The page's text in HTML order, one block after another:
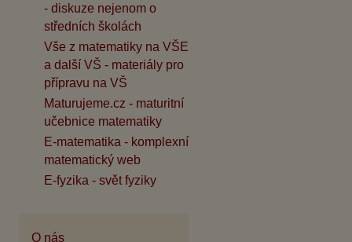
- diskuze nejenom o
středních školách
Vše z matematiky na VŠE
a další VŠ - materiály pro
přípravu na VŠ
Maturujeme.cz - maturitní
učebnice matematiky
E-matematika - komplexní
matematický web
E-fyzika - svět fyziky
O nás